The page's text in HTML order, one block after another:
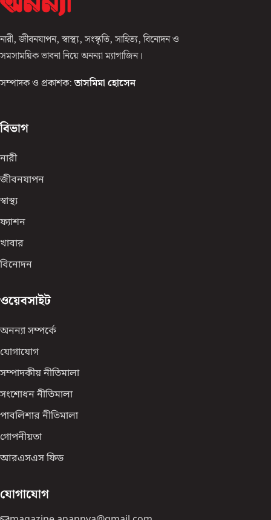
নারী, জীবনযাপন, স্বাস্থ্য, সংস্কৃতি, সাহিত্য, বিনোদন ও
সমসাময়িক ভাবনা নিয়ে অনন্যা ম্যাগাজিন।
সম্পাদক ও প্রকাশক: তাসমিমা হোসেন
বিভাগ
নারী
জীবনযাপন
স্বাস্থ্য
ফ্যাশন
খাবার
বিনোদন
ওয়েবসাইট
অনন্যা সম্পর্কে
যোগাযোগ
সম্পাদকীয় নীতিমালা
সংশোধন নীতিমালা
পাবলিশার নীতিমালা
গোপনীয়তা
আরএসএস ফিড
যোগাযোগ